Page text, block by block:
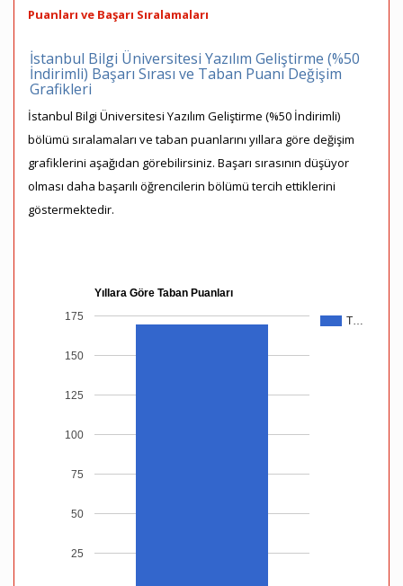
Puanları ve Başarı Sıralamaları
İstanbul Bilgi Üniversitesi Yazılım Geliştirme (%50
İndirimli) Başarı Sırası ve Taban Puanı Değişim
Grafikleri
İstanbul Bilgi Üniversitesi Yazılım Geliştirme (%50 İndirimli)
bölümü sıralamaları ve taban puanlarını yıllara göre değişim
grafiklerini aşağıdan görebilirsiniz. Başarı sırasının düşüyor
olması daha başarılı öğrencilerin bölümü tercih ettiklerini
göstermektedir.
Yıllara Göre Taban Puanları
T…
25
50
75
100
125
150
175